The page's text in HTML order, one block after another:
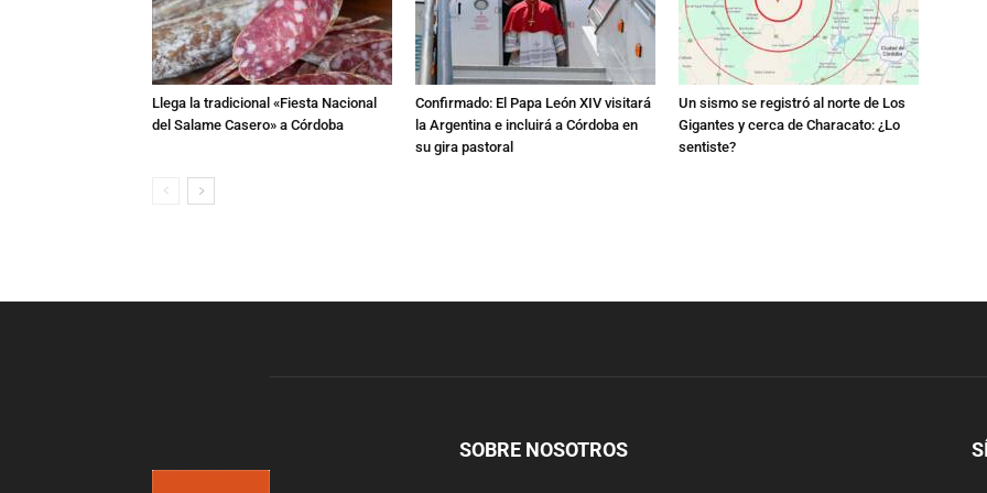
Llega la tradicional «Fiesta Nacional
del Salame Casero» a Córdoba
Confirmado: El Papa León XIV visitará
la Argentina e incluirá a Córdoba en
su gira pastoral
Un sismo se registró al norte de Los
Gigantes y cerca de Characato: ¿Lo
sentiste?
SOBRE NOSOTROS